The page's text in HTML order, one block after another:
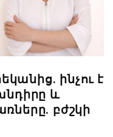
ինչու է
և
բժշկի